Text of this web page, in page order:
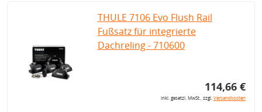
THULE 7106 Evo Flush Rail
Fußsatz für integrierte
Dachreling - 710600
114,66 €
inkl. gesetzl. MwSt., zzgl.Versandkosten